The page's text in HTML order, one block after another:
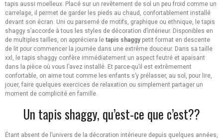
tapis aussi moelleux. Placé sur un revêtement de sol un peu froid comme un
carrelage, il permet de garder les pieds au chaud, confortablement installé
devant son écran. Uni ou parsemé de motifs, graphique ou ethnique, le tapis
shaggy s’accorde à tous les styles de décoration d’intérieur. Disponibles en
de multiples tailles, on appréciera le tapis shaggy petit format en descente
de lit pour commencer la journée dans une extrême douceur. Dans sa taille
xxl, le tapis shaggy confère immédiatement un aspect feutré et apaisant
dans la pièce où vous l’avez installé. Et parce-qu’il est extrêmement
confortable, on aime tout comme les enfants s’y prélasser, au sol, pour lire,
jouer, faire quelques exercices de relaxation ou simplement partager un
moment de complicité en famille.
Un tapis shaggy, qu’est-ce que c’est??
Étant absent de l’univers de la décoration intérieure depuis quelques années,